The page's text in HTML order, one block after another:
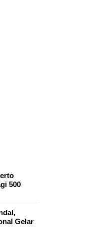
500
Gelar